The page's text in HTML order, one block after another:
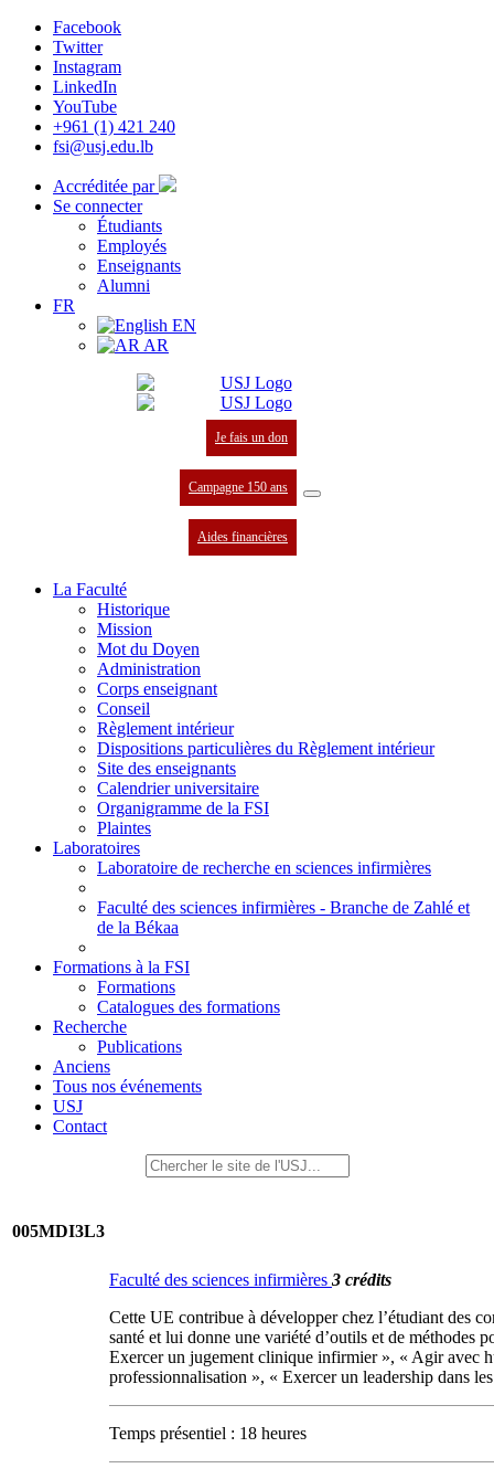
Facebook
Twitter
Instagram
LinkedIn
YouTube
+961 (1) 421 240
fsi@usj.edu.lb
Accréditée par
Se connecter
Étudiants
Employés
Enseignants
Alumni
FR
EN
AR
Je fais un don
Campagne 150 ans
Aides financières
La Faculté
Historique
Mission
Mot du Doyen
Administration
Corps enseignant
Conseil
Règlement intérieur
Dispositions particulières du Règlement intérieur
Site des enseignants
Calendrier universitaire
Organigramme de la FSI
Plaintes
Laboratoires
Laboratoire de recherche en sciences infirmières
Faculté des sciences infirmières - Branche de Zahlé et
de la Békaa
Formations à la FSI
Formations
Catalogues des formations
Recherche
Publications
Anciens
Tous nos événements
USJ
Contact
005MDI3L3
Faculté des sciences infirmières 3 crédits
Cette UE contribue à développer chez l’étudiant des
santé et lui donne une variété d’outils et de méthodes
Exercer un jugement clinique infirmier », « Agir avec
professionnalisation », « Exercer un leadership dans
Temps présentiel : 18 heures